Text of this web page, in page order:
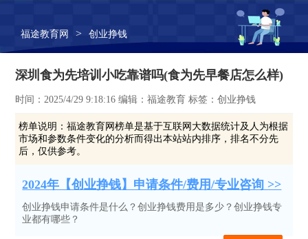
福途教育网 > 创业挣钱
深圳食为先培训小吃靠谱吗(食为先早餐店怎么样)
时间：2025/4/29 9:18:16 编辑：福途教育 标签：创业挣钱
榜单说明：福途教育网榜单是基于互联网大数据统计及人为根据
市场和参数条件变化的分析而得出本站站内排序，排名不分先
后，仅供参考。
2024年【创业挣钱】申请条件/费用/专业咨询 >>
创业挣钱申请条件是什么？创业挣钱费用是多少？创业挣钱专
业都有哪些？